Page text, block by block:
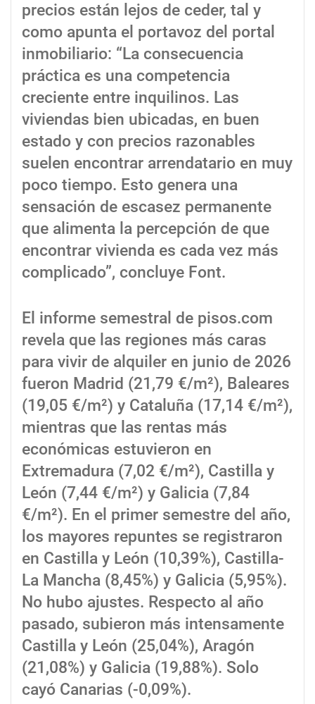
precios están lejos de ceder, tal y
como apunta el portavoz del portal
inmobiliario: “La consecuencia
práctica es una competencia
creciente entre inquilinos. Las
viviendas bien ubicadas, en buen
estado y con precios razonables
suelen encontrar arrendatario en muy
poco tiempo. Esto genera una
sensación de escasez permanente
que alimenta la percepción de que
encontrar vivienda es cada vez más
complicado”, concluye Font.
El informe semestral de pisos.com
revela que las regiones más caras
para vivir de alquiler en junio de 2026
fueron Madrid (21,79 €/m²), Baleares
(19,05 €/m²) y Cataluña (17,14 €/m²),
mientras que las rentas más
económicas estuvieron en
Extremadura (7,02 €/m²), Castilla y
León (7,44 €/m²) y Galicia (7,84
€/m²). En el primer semestre del año,
los mayores repuntes se registraron
en Castilla y León (10,39%), Castilla-
La Mancha (8,45%) y Galicia (5,95%).
No hubo ajustes. Respecto al año
pasado, subieron más intensamente
Castilla y León (25,04%), Aragón
(21,08%) y Galicia (19,88%). Solo
cayó Canarias (-0,09%).